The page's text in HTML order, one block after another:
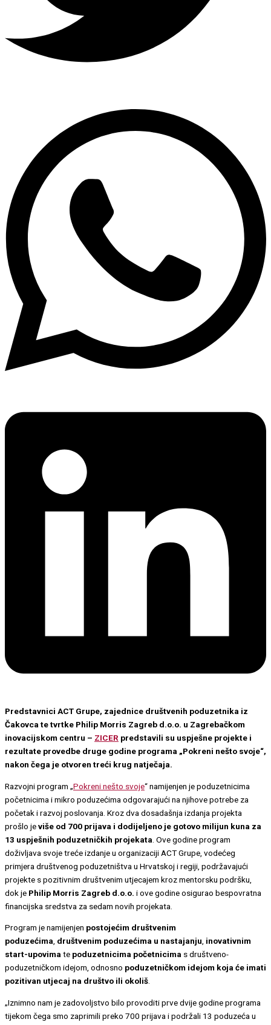
Predstavnici ACT Grupe, zajednice društvenih poduzetnika iz
Čakovca te tvrtke Philip Morris Zagreb d.o.o. u Zagrebačkom
inovacijskom centru – ZICER predstavili su uspješne projekte i
rezultate provedbe druge godine programa „Pokreni nešto svoje“,
nakon čega je otvoren treći krug natječaja.
Razvojni program „Pokreni nešto svoje“ namijenjen je poduzetnicima
početnicima i mikro poduzećima odgovarajući na njihove potrebe za
početak i razvoj poslovanja. Kroz dva dosadašnja izdanja projekta
prošlo jeviše od 700 prijava i dodijeljeno je gotovo milijun kuna za
13 uspješnih poduzetničkih projekata . Ove godine program
doživljava svoje treće izdanje u organizaciji ACT Grupe, vodećeg
primjera društvenog poduzetništva u Hrvatskoj i regiji, podržavajući
projekte s pozitivnim društvenim utjecajem kroz mentorsku podršku,
dok je Philip Morris Zagreb d.o.o. i ove godine osigurao bespovratna
financijska sredstva za sedam novih projekata.
Program je namijenjen postojećim društvenim
poduzećima, društvenim poduzećima u nastajanju, inovativnim
start-upovima te poduzetnicima početnicima s društveno-
poduzetničkom idejom, odnosno poduzetničkom idejom koja će imati
pozitivan utjecaj na društvo ili okoliš.
„Iznimno nam je zadovoljstvo bilo provoditi prve dvije godine programa
tijekom čega smo zaprimili preko 700 prijava i podržali 13 poduzeća u